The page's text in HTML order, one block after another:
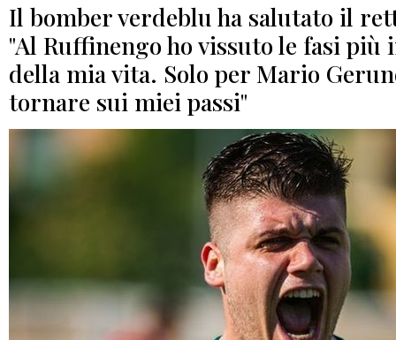
Il bomber verdeblu ha salutato il
"Al Ruffinengo ho vissuto le fasi
della mia vita. Solo per Mario
tornare sui miei passi"